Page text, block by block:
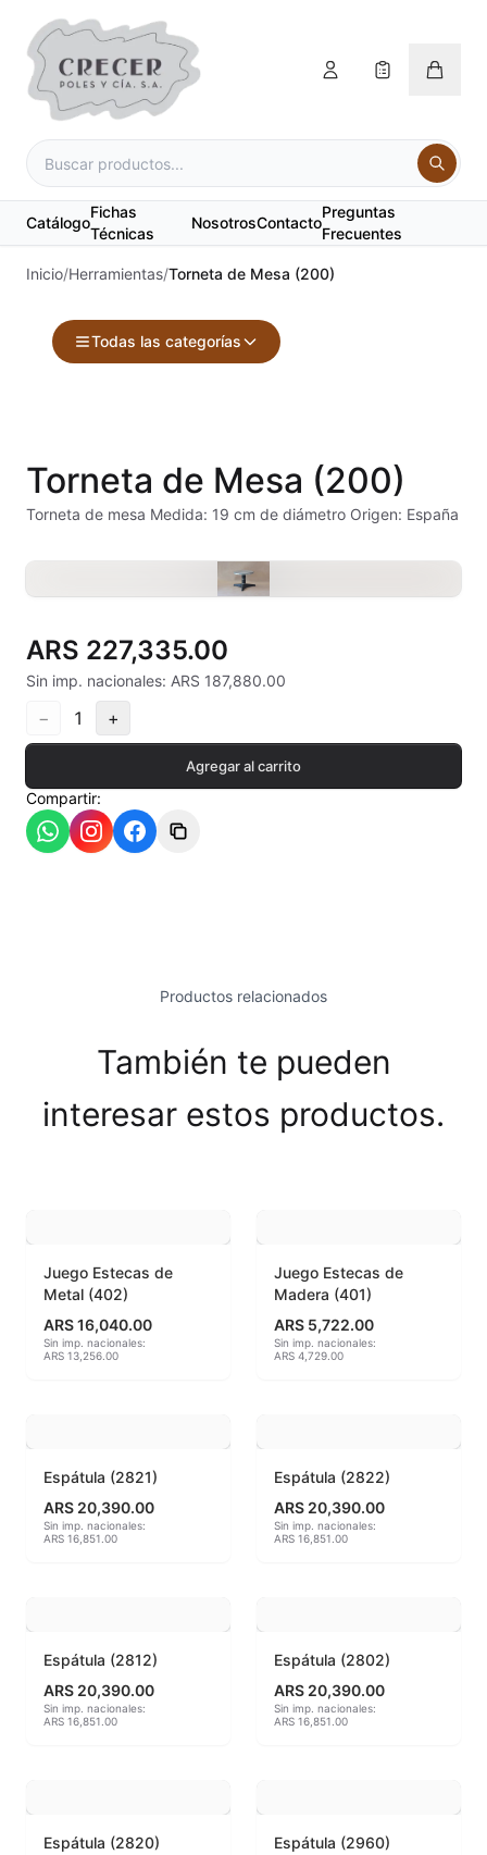
Catálogo
Fichas
Técnicas
NosotrosContacto
Preguntas
Frecuentes
Inicio/Herramientas/Torneta de Mesa (200)
Todas las categorías
Alambre Kanthal
Bizcochos cerámicos
Conos pirometricos Orton
Crayones cerámicos
Crisoles refractarios
Esmaltes Brillantes
Esmaltes fundentes fluxes
Esmaltes Jaspeados
Esmaltes para gres (1150º - 1200º)
Esmaltes para porcelana (1230ºC - 1270ºC)
Esmaltes preparados
Granillas (970ºC-1020ºC)
Herramientas
Ladrillos aislantes para horno
Maquinarias
Torneta de Mesa (200)
Torneta de mesa Medida: 19 cm de diámetro Origen: España
ARS 227,335.00
Sin imp. nacionales: ARS 187,880.00
− 1 +
Agregar al carrito
Compartir:
Productos relacionados
También te pueden
interesar estos productos.
Juego Estecas de
Metal (402)
ARS 16,040.00
Sin imp. nacionales:
ARS 13,256.00
Juego Estecas de
Madera (401)
ARS 5,722.00
Sin imp. nacionales:
ARS 4,729.00
Espátula (2821)
ARS 20,390.00
Sin imp. nacionales:
ARS 16,851.00
Espátula (2822)
ARS 20,390.00
Sin imp. nacionales:
ARS 16,851.00
Espátula (2812)
ARS 20,390.00
Sin imp. nacionales:
ARS 16,851.00
Espátula (2802)
ARS 20,390.00
Sin imp. nacionales:
ARS 16,851.00
Espátula (2820)
Espátula (2960)